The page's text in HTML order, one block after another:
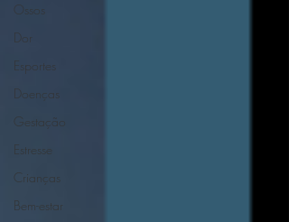
Ossos
Dor
Esportes
Doenças
Gestação
Estresse
Crianças
Bem-estar